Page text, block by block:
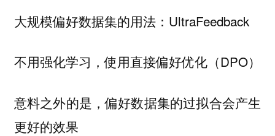
大规模偏好数据集的用法：UltraFeedback
不用强化学习，使用直接偏好优化（DPO）
意料之外的是，偏好数据集的过拟合会产生
更好的效果